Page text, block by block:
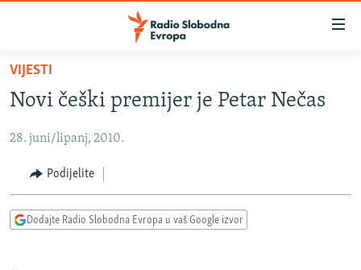
Pređite
glavni
Pređite
Pređite
BOSNA I HERCEGOVINA
SRBIJA
KOSOVO
VIZUELNO
VIJESTI
Novi češki premijer je Petar Nečas
28. juni/lipanj, 2010.
Podijelite
Dodajte Radio Slobodna Evropa u vaš Google izvor